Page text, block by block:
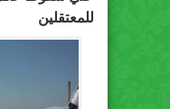
للمعتقلين